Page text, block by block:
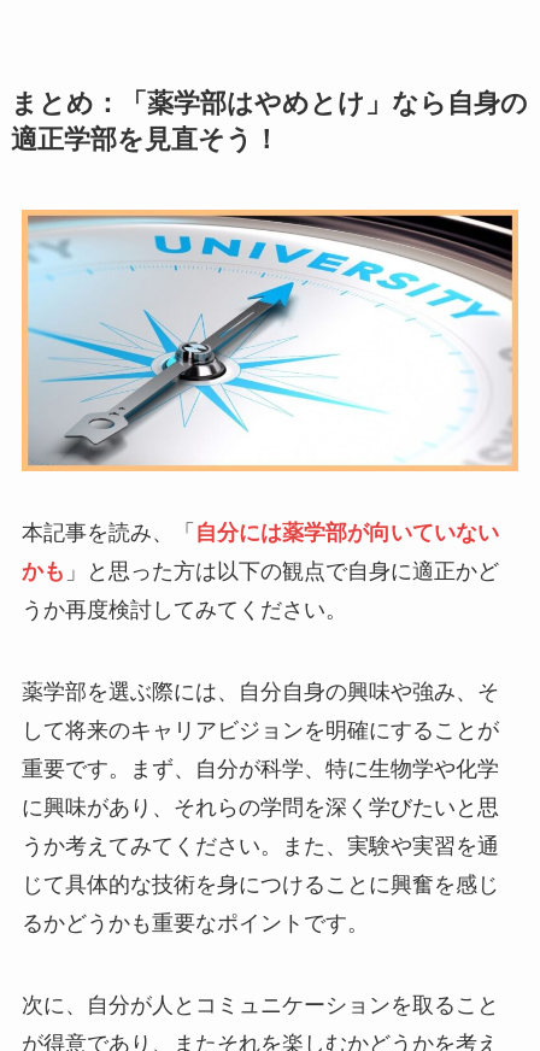
まとめ：「薬学部はやめとけ」なら自身の
適正学部を見直そう！
本記事を読み、「 自分には薬学部が向いていない
かも 」と思った方は以下の観点で自身に適正かど
うか再度検討してみてください。
薬学部を選ぶ際には、自分自身の興味や強み、そ
して将来のキャリアビジョンを明確にすることが
重要です。まず、自分が科学、特に生物学や化学
に興味があり、それらの学問を深く学びたいと思
うか考えてみてください。また、実験や実習を通
じて具体的な技術を身につけることに興奮を感じ
るかどうかも重要なポイントです。
次に、自分が人とコミュニケーションを取ること
が得意であり、またそれを楽しむかどうかを考え